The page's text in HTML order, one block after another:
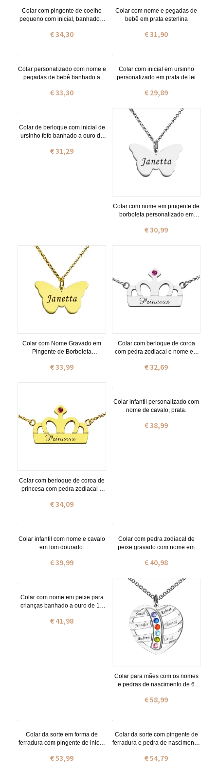
Colar com pingente de coelho
pequeno com inicial, banhado a
€ 34,30
Colar com nome e pegadas de
bebê em prata esterlina
€ 31,90
Colar personalizado com nome e
pegadas de bebê banhado a
€ 33,30
Colar com inicial em ursinho
personalizado em prata de lei
€ 29,89
Colar de berloque com inicial de
ursinho fofo banhado a ouro de
€ 31,29
Colar com nome em pingente de
borboleta personalizado em
€ 30,99
Colar com Nome Gravado em
Pingente de Borboleta
de 18 Quilates
€ 33,99
Colar com berloque de coroa
com pedra zodiacal e nome em
€ 32,69
Colar com berloque de coroa de
princesa com pedra zodiacal e
quilates
€ 34,09
Colar infantil personalizado com
nome de cavalo, prata.
€ 38,99
Colar infantil com nome e cavalo
em tom dourado.
€ 39,99
Colar com pedra zodiacal de
peixe gravado com nome em
€ 40,98
Colar com nome em peixe para
crianças banhado a ouro de 18
€ 41,98
Colar para mães com os nomes
e pedras de nascimento de 6
€ 58,99
Colar da sorte em forma de
ferradura com pingente de inicial
€ 53,99
Colar da sorte com pingente de
ferradura e pedra de nascimento,
€ 54,79